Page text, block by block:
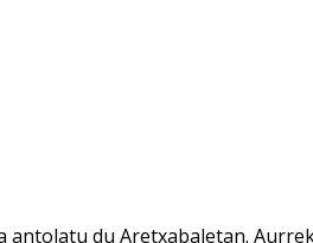
antolatu du Aretxabaletan.